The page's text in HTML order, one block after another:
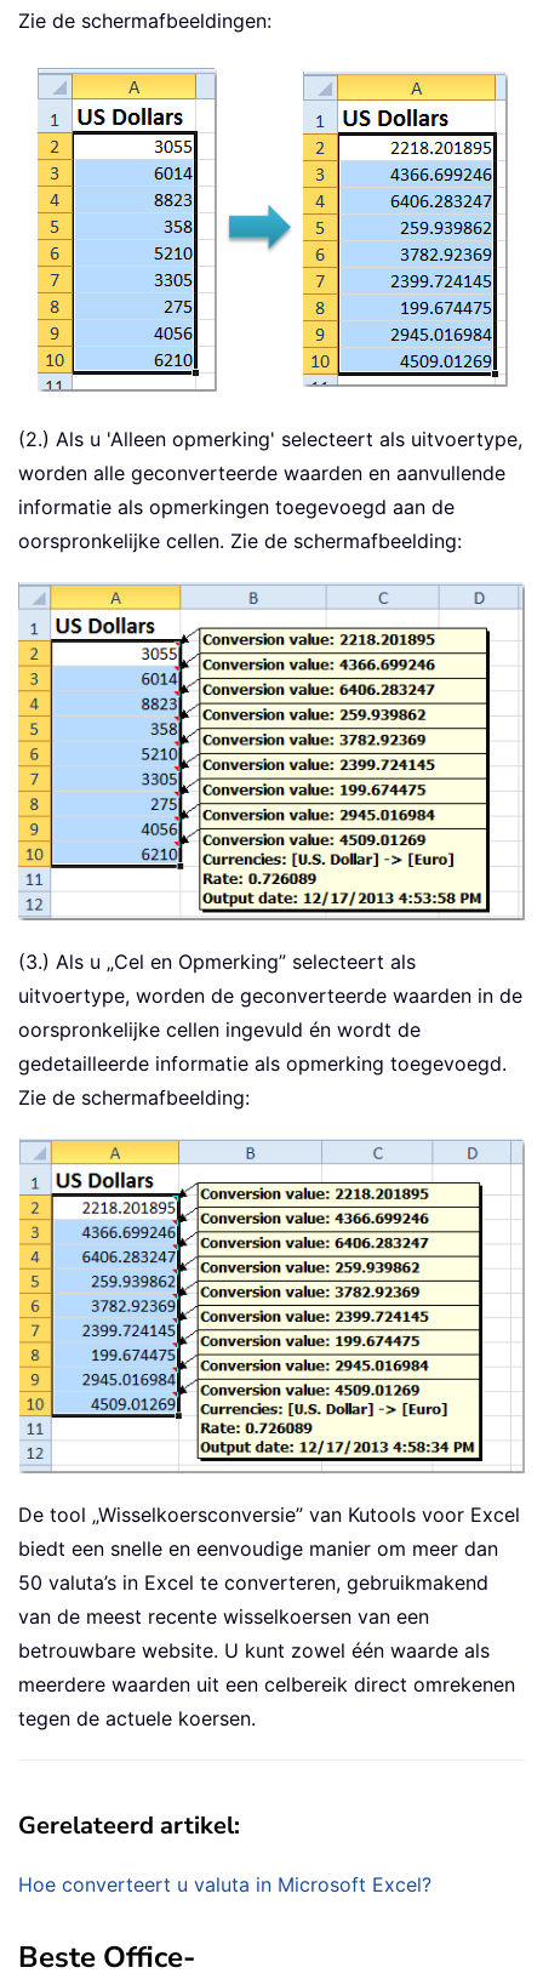
Zie de schermafbeeldingen:
(2.) Als u 'Alleen opmerking' selecteert als uitvoertype,
worden alle geconverteerde waarden en aanvullende
informatie als opmerkingen toegevoegd aan de
oorspronkelijke cellen. Zie de schermafbeelding:
(3.) Als u „Cel en Opmerking” selecteert als
uitvoertype, worden de geconverteerde waarden in de
oorspronkelijke cellen ingevuld én wordt de
gedetailleerde informatie als opmerking toegevoegd.
Zie de schermafbeelding:
De tool „Wisselkoersconversie” van Kutools voor Excel
biedt een snelle en eenvoudige manier om meer dan
50 valuta’s in Excel te converteren, gebruikmakend
van de meest recente wisselkoersen van een
betrouwbare website. U kunt zowel één waarde als
meerdere waarden uit een celbereik direct omrekenen
tegen de actuele koersen.
Gerelateerd artikel:
Hoe converteert u valuta in Microsoft Excel?
Beste Office-